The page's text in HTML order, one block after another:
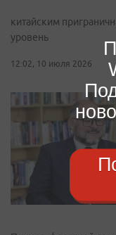
китайским
уровень
12:02, 10 июля 2026